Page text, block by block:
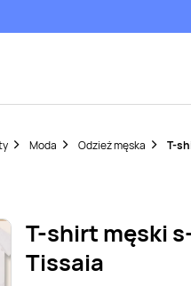
Moda Odzież męska T-
T-shirt męski
Tissaia